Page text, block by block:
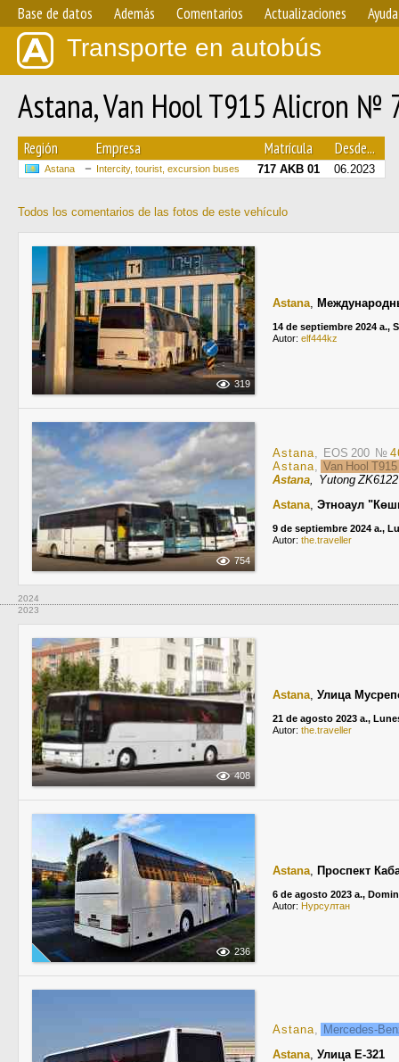
Base de datos Además Comentarios Actualizaciones Ayuda
Transporte en autobús
Astana, Van Hool T915 Alicron №
Región Empresa Matrícula Desde...
Astana Intercity, tourist, excursion buses 717 AKB 01 06.2023
Todos los comentarios de las fotos de este vehículo
319
Astana,
14 de septiembre 2024 a.,
Autor: elf444kz
754
Astana, EOS 200 №
Astana, Van Hool
Astana, Yutong
Astana, Этноаул
9 de septiembre 2024 a.,
Autor: the.traveller
2024
2023
408
Astana, Улица
21 de agosto 2023 a.,
Autor: the.traveller
236
Astana, Проспект
6 de agosto 2023 a.,
Autor: Нурсултан
Astana, Mercedes-
Astana, Улица Е-321